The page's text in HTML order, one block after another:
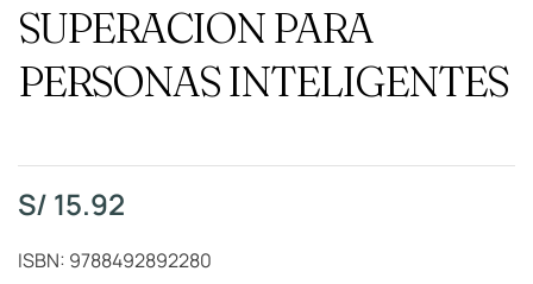
SUPERACION PARA
PERSONAS INTELIGENTES
S/ 15.92
ISBN: 9788492892280